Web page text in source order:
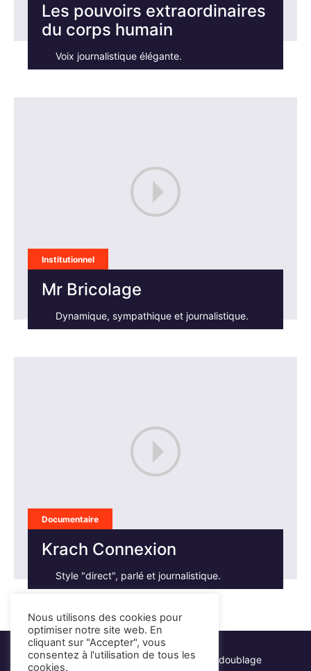
Les pouvoirs extraordinaires
du corps humain
Voix journalistique élégante.
Institutionnel
Mr Bricolage
Dynamique, sympathique et journalistique.
Documentaire
Krach Connexion
Style "direct", parlé et journalistique.
Hervé Lacroix - Comédien voix-off & doublage
Nous utilisons des cookies pour
optimiser notre site web. En
cliquant sur "Accepter", vous
consentez à l'utilisation de tous les
cookies.